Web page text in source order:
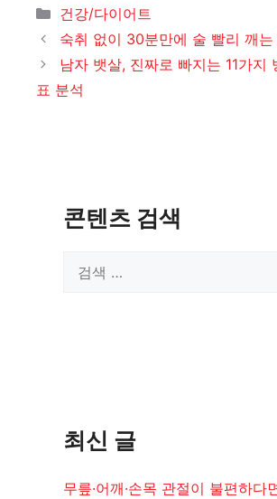
카
테
리
건강/다이어트
숙취 없이 30분만에 술 빨리 깨
남자 뱃살, 진짜로 빠지는 11가지
표 분석
콘텐츠 검색
최신 글
무릎·어깨·손목 관절이 불편하다